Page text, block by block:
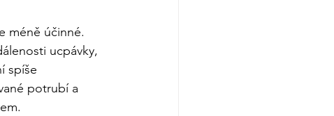
méně účinné.
ucpávky,
spíše
potrubí a